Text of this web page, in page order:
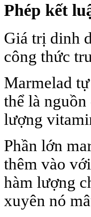
Phép kết
Giá trị dinh
công thức
Marmelad
thể là
lượng
Phần lớn
thêm vào
hàm lượng
xuyên nó